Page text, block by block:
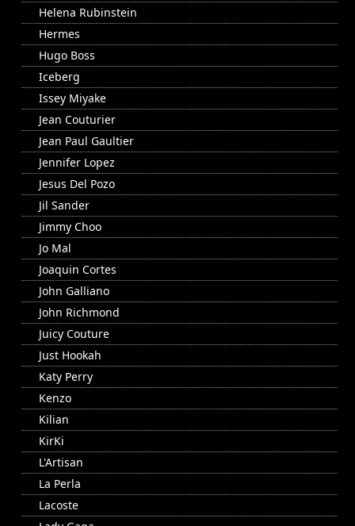
Helena Rubinstein
Hermes
Hugo Boss
Iceberg
Issey Miyake
Jean Couturier
Jean Paul Gaultier
Jennifer Lopez
Jesus Del Pozo
Jil Sander
Jimmy Choo
Jo Mal
Joaquin Cortes
John Galliano
John Richmond
Juicy Couture
Just Hookah
Katy Perry
Kenzo
Kilian
KirKi
L'Artisan
La Perla
Lacoste